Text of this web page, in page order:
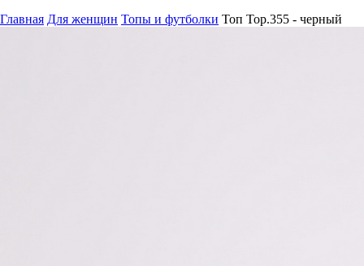
Главная Для женщин Топы и футболки Топ Top.355 - черный